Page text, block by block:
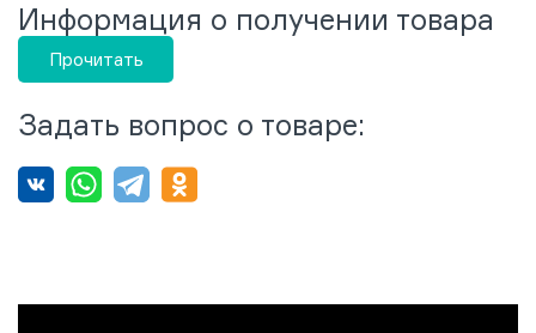
Информация о получении товара
Прочитать
Задать вопрос о товаре: